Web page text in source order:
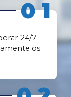
24/7
os
01